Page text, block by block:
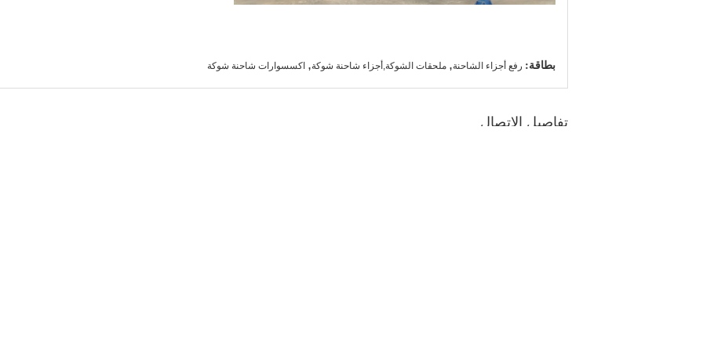
بطاقة: رفع أجزاء الشاحنة, ملحقات الشوكة,أجزاء شاحنة شوكة, اكسسوارات شاحنة شوكة
تفاصيل الاتصال